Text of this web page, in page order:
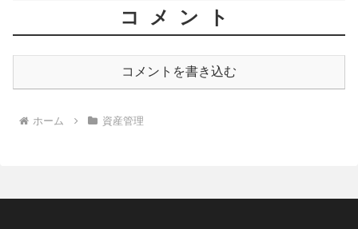
コメント
コメントを書き込む
ホーム 資産管理